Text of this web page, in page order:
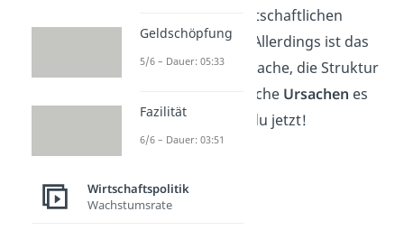
Ursache für den wirtschaftlichen
Strukturwandel ist. Allerdings ist das
nicht die einzige Ursache, die Struktur
Wandel fördert. Welche Ursachen es
noch gibt, erfährst du jetzt!
Geldschöpfung
5/6 – Dauer: 05:33
Fazilität
6/6 – Dauer: 03:51
Wirtschaftspolitik
Wachstumsrate